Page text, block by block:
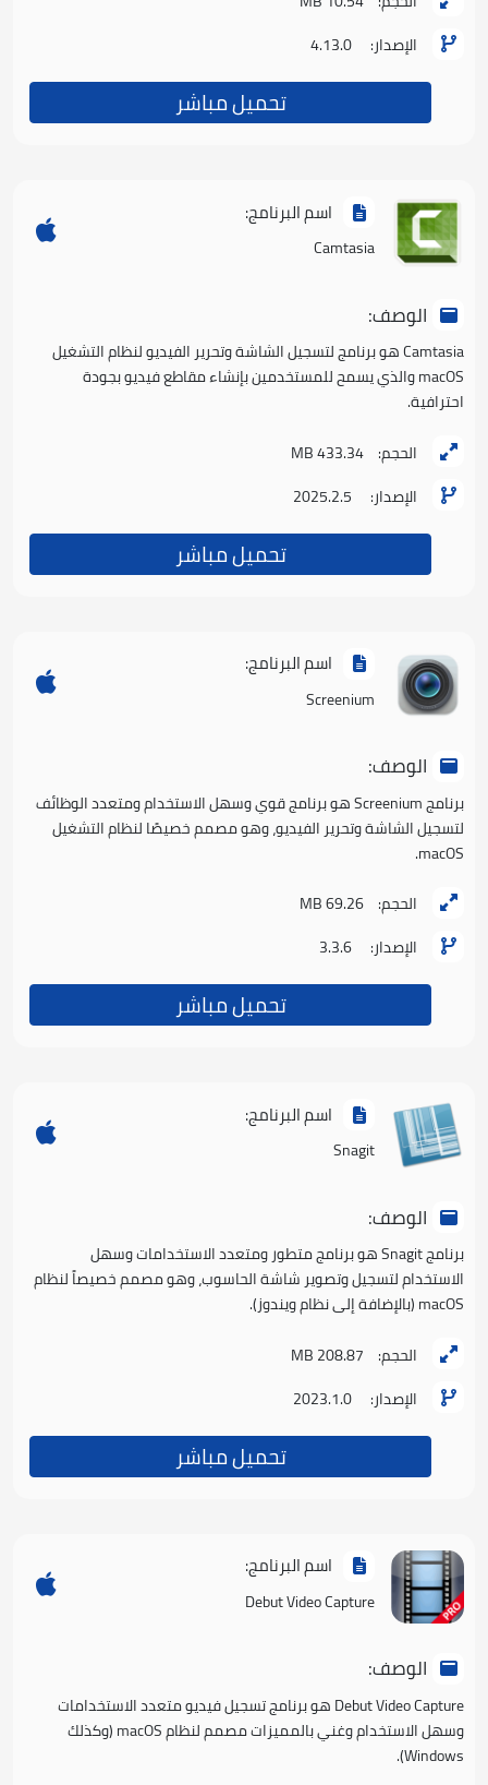
الإصدار:
4.13.0
تحميل مباشر
اسم البرنامج:
Camtasia
الوصف:
Camtasia هو برنامج لتسجيل الشاشة وتحرير الفيديو لنظام التشغيل
macOS والذي يسمح للمستخدمين بإنشاء مقاطع فيديو بجودة
احترافية.
الحجم: 433.34 MB
الإصدار:
2025.2.5
تحميل مباشر
اسم البرنامج:
Screenium
الوصف:
برنامج Screenium هو برنامج قوي وسهل الاستخدام ومتعدد الوظائف
لتسجيل الشاشة وتحرير الفيديو، وهو مصمم خصيصًا لنظام التشغيل
macOS.
الحجم: 69.26 MB
الإصدار:
3.3.6
تحميل مباشر
اسم البرنامج:
Snagit
الوصف:
برنامج Snagit هو برنامج متطور ومتعدد الاستخدامات وسهل
الاستخدام لتسجيل وتصوير شاشة الحاسوب، وهو مصمم خصيصاً لنظام
macOS (بالإضافة إلى نظام ويندوز).
الحجم: 208.87 MB
الإصدار:
2023.1.0
تحميل مباشر
اسم البرنامج:
Debut Video Capture
الوصف:
Debut Video Capture هو برنامج تسجيل فيديو متعدد الاستخدامات
وسهل الاستخدام وغني بالمميزات مصمم لنظام macOS (وكذلك
Windows).